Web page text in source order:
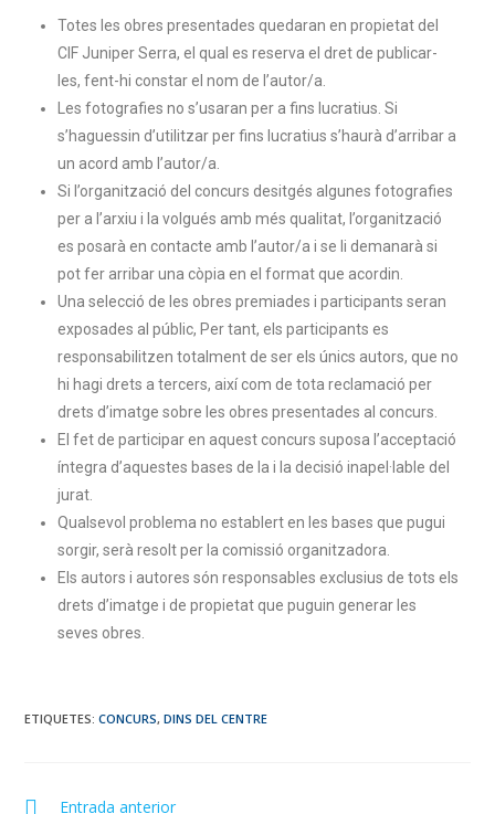
Totes les obres presentades quedaran en propietat del
CIF Juniper Serra, el qual es reserva el dret de publicar-
les, fent-hi constar el nom de l’autor/a.
Les fotografies no s’usaran per a fins lucratius. Si
s’haguessin d’utilitzar per fins lucratius s’haurà d’arribar a
un acord amb l’autor/a.
Si l’organització del concurs desitgés algunes fotografies
per a l’arxiu i la volgués amb més qualitat, l’organització
es posarà en contacte amb l’autor/a i se li demanarà si
pot fer arribar una còpia en el format que acordin.
Una selecció de les obres premiades i participants seran
exposades al públic, Per tant, els participants es
responsabilitzen totalment de ser els únics autors, que no
hi hagi drets a tercers, així com de tota reclamació per
drets d’imatge sobre les obres presentades al concurs.
El fet de participar en aquest concurs suposa l’acceptació
íntegra d’aquestes bases de la i la decisió inapel·lable del
jurat.
Qualsevol problema no establert en les bases que pugui
sorgir, serà resolt per la comissió organitzadora.
Els autors i autores són responsables exclusius de tots els
drets d’imatge i de propietat que puguin generar les
seves obres.
ETIQUETES:CONCURS, DINS DEL CENTRE
Entrada anterior